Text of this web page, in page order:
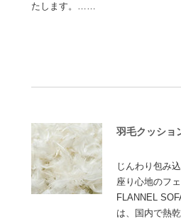
たします。……
羽毛クッショ
じんわり包み
座り心地のフ
FLANNEL
は、国内で熱